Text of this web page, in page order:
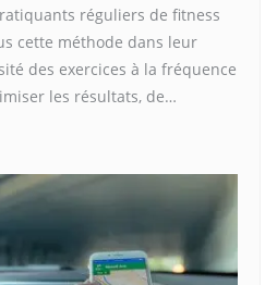
réguliers de fitness
cette méthode dans leur
des exercices à la fréquence
les résultats, de…